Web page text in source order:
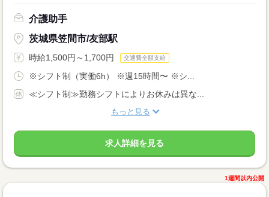
介護助手
茨城県笠間市/友部駅
時給1,500円～1,700円 交通費全額支給
※シフト制（実働6h） ※週15時間〜 ※シ...
≪シフト制≫勤務シフトによりお休みは異な...
もっと見る
求人詳細を見る
1週間以内公開